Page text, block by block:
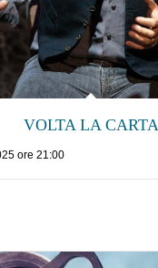
VOLTA LA CARTA
ore 21:00